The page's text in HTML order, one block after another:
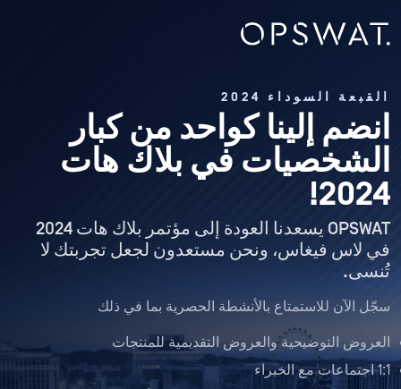
القبعة السوداء 2024
انضم إلينا كواحد من كبار
الشخصيات في بلاك هات
2024!
OPSWAT يسعدنا العودة إلى مؤتمر بلاك هات 2024
في لاس فيغاس، ونحن مستعدون لجعل تجربتك لا
تُنسى.
سجّل الآن للاستمتاع بالأنشطة الحصرية بما في ذلك
العروض التوضيحية والعروض التقديمية للمنتجات
1:1 اجتماعات مع الخبراء